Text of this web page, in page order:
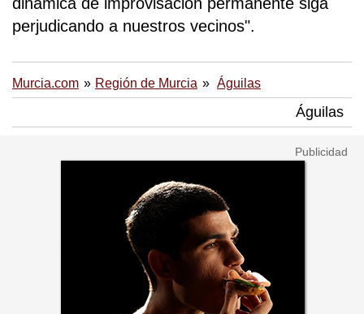
perjudicando a nuestros vecinos".
Murcia.com Región de Murcia Águilas
Águilas